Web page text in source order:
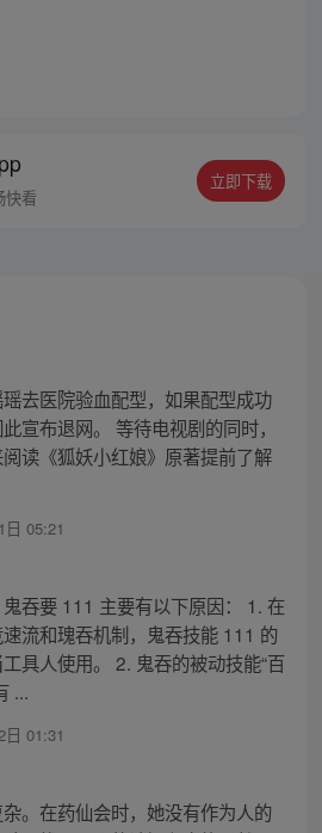
快看
立即下载
去医院验血配型，如果配型成功
宣布退网。 等待电视剧的同时，
读《狐妖小红娘》原著提前了解
日 05:21
吞要 111 主要有以下原因： 1. 在
流和瑰吞机制，鬼吞技能 111 的
具人使用。 2. 鬼吞的被动技能“百
...
日 01:31
。在药仙会时，她没有作为人的